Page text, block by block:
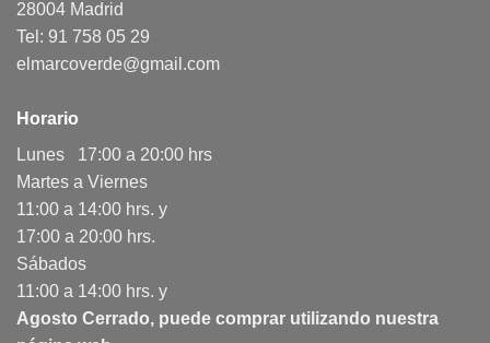
28004 Madrid
Tel: 91 758 05 29
elmarcoverde@gmail.com
Horario
Lunes 17:00 a 20:00 hrs
Martes a Viernes
11:00 a 14:00 hrs. y
17:00 a 20:00 hrs.
Sábados
11:00 a 14:00 hrs. y
Agosto Cerrado, puede comprar utilizando nuestra